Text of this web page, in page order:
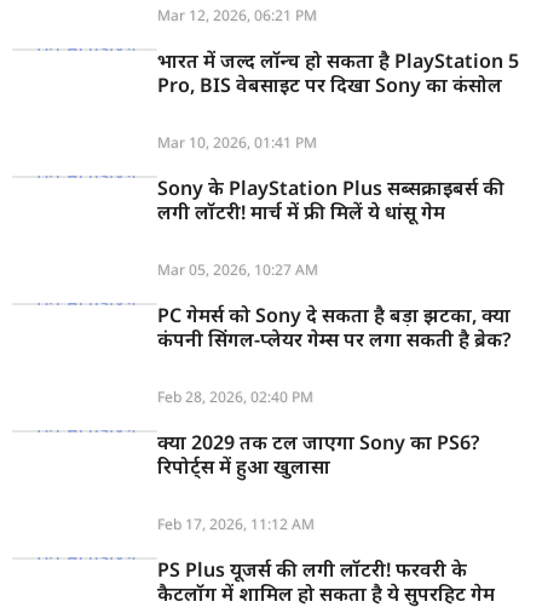
Mar 12, 2026, 06:21 PM
भारत में जल्द लॉन्च हो सकता है PlayStation 5
Pro, BIS वेबसाइट पर दिखा Sony का कंसोल
Mar 10, 2026, 01:41 PM
Sony के PlayStation Plus सब्सक्राइबर्स की
लगी लॉटरी! मार्च में फ्री मिलें ये धांसू गेम
Mar 05, 2026, 10:27 AM
PC गेमर्स को Sony दे सकता है बड़ा झटका, क्या
कंपनी सिंगल-प्लेयर गेम्स पर लगा सकती है ब्रेक?
Feb 28, 2026, 02:40 PM
क्या 2029 तक टल जाएगा Sony का PS6?
रिपोर्ट्स में हुआ खुलासा
Feb 17, 2026, 11:12 AM
PS Plus यूजर्स की लगी लॉटरी! फरवरी के
कैटलॉग में शामिल हो सकता है ये सुपरहिट गेम